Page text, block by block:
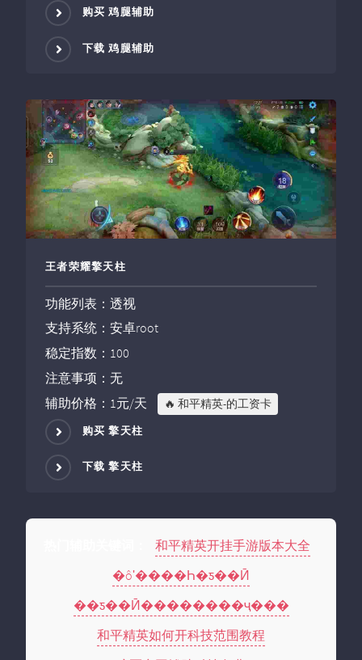
购买 鸡腿辅助
下载 鸡腿辅助
王者荣耀擎天柱
功能列表：透视
支持系统：安卓root
稳定指数：100
注意事项：无
辅助价格：1元/天
🔥 和平精英-的工资卡
购买 擎天柱
下载 擎天柱
和平精英开挂手游版本大全
�ôʹ����Һ�ƽ��Ӣ
��ƽ��Ӣ��������ҷ���
和平精英如何开科技范围教程